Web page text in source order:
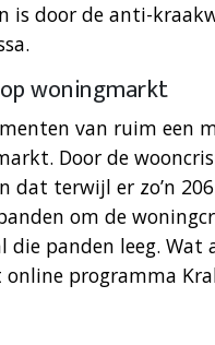
is door de anti-
woningmarkt
van ruim een
Door de
dat terwijl er zo’n
om de
die panden leeg. Wat
programma